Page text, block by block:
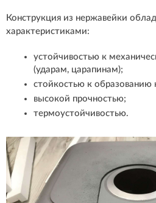
Конструкция из нержавейки
характеристиками:
устойчивостью к
(ударам, царапинам);
стойкостью к образованию
высокой прочностью;
термоустойчивостью.